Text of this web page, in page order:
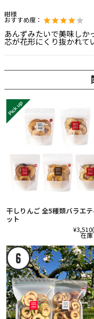
紺様
おすすめ度：
あんずみたいで美味しか
芯が花形にくり抜かれて
干しりんご 全5種類バラエ
ット
¥3,510
在